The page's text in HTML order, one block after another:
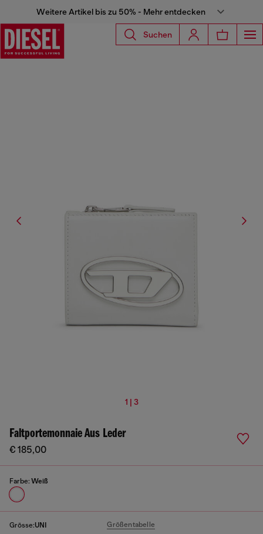
Weitere Artikel bis zu 50% - Mehr entdecken
Suchen
1 | 3
Faltportemonnaie Aus Leder
€ 185,00
Farbe: Weiß
Grösse:UNI Größentabelle